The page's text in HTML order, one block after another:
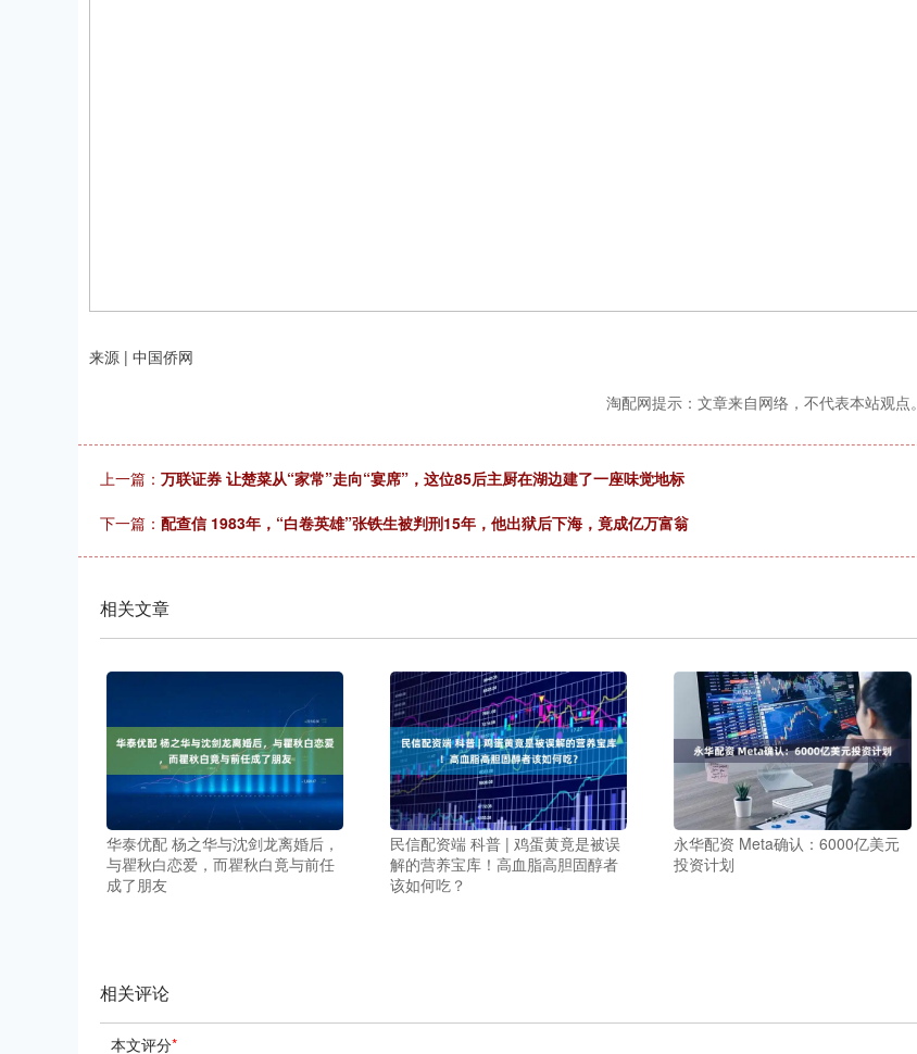
来源 | 中国侨网
淘配网提示：文章来自网络，不代表本站观点。
上一篇： 万联证券 让楚菜从“家常”走向“宴席”，这位85后主厨在湖边建了一座味觉地标
下一篇： 配查信 1983年，“白卷英雄”张铁生被判刑15年，他出狱后下海，竟成亿万富翁
相关文章
华泰优配 杨之华与沈剑龙离婚后，
与瞿秋白恋爱，而瞿秋白竟与前任
成了朋友
民信配资端 科普 | 鸡蛋黄竟是被误
解的营养宝库！高血脂高胆固醇者
该如何吃？
永华配资 Meta确认：6000亿美元
投资计划
相关评论
本文评分*